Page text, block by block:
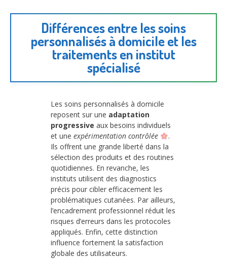
Différences entre les soins
personnalisés à domicile et les
traitements en institut
spécialisé
Les soins personnalisés à domicile
reposent sur une adaptation
progressive aux besoins individuels
et une expérimentation contrôlée
.
Ils offrent une grande liberté dans la
sélection des produits et des routines
quotidiennes. En revanche, les
instituts utilisent des diagnostics
précis pour cibler efficacement les
problématiques cutanées. Par ailleurs,
l’encadrement professionnel réduit les
risques d’erreurs dans les protocoles
appliqués. Enfin, cette distinction
influence fortement la satisfaction
globale des utilisateurs.